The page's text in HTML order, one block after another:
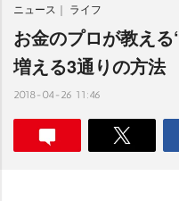
ニュース ライフ
お金のプロが教え
増える3通りの方法
2018-04-26 11:46